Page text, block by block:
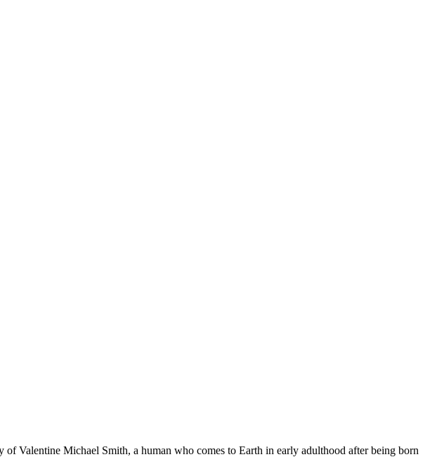
Valentine Michael Smith, a human who comes to Earth in early adulthood after being born